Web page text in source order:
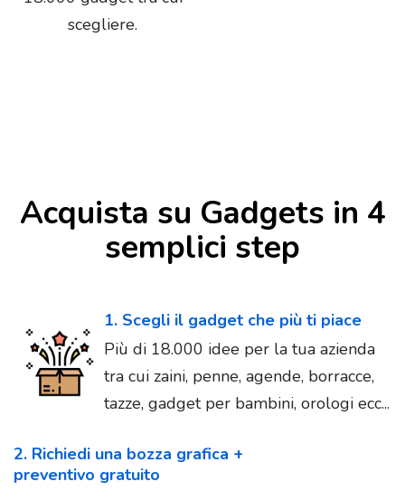
scegliere.
Acquista su Gadgets in 4
semplici step
1. Scegli il gadget che più ti piace
Più di 18.000 idee per la tua azienda
tra cui zaini, penne, agende, borracce,
tazze, gadget per bambini, orologi ecc...
2. Richiedi una bozza grafica +
preventivo gratuito